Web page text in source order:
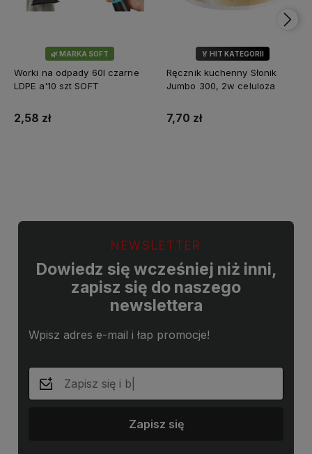
🌿 MARKA SOFT
Worki na odpady 60l czarne
LDPE a'10 szt SOFT
2,58 zł
🏅 HIT KATEGORII
💎 WYBÓR KLIENTÓW
Ręcznik kuchenny Słonik
Jumbo 300, 2w celuloza
7,70 zł
NEWSLETTER
Dowiedz się wcześniej niż inni,
zapisz się do naszego
newslettera
Wpisz adres e-mail i łap promocje!
Zapisz się